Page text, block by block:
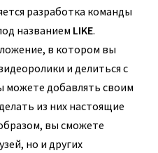
разработка команды
названием LIKE.
в котором вы
и делиться с
можете добавлять своим
из них настоящие
вы сможете
но и других